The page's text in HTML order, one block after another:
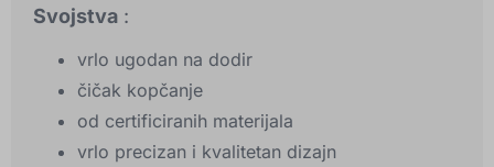
Svojstva :
vrlo ugodan na dodir
čičak kopčanje
od certificiranih materijala
vrlo precizan i kvalitetan dizajn